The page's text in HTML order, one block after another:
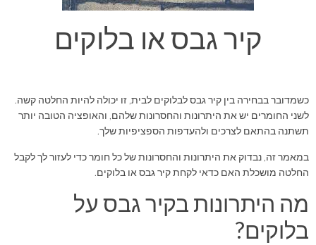
קיר גבס או בלוקים
כשמדובר בבחירה בין קיר גבס לבלוקים לבית, זו יכולה להיות החלטה קשה.
לשני החומרים יש את היתרונות והחסרונות שלהם, והאופציה הטובה יותר
תשתנה בהתאם לצרכים ולהעדפות הספציפיות שלך.
במאמר זה, נבדוק את היתרונות והחסרונות של כל חומר כדי לעזור לך לקבל
החלטה מושכלת האם כדאי לקחת קיר גבס או בלוקים.
מה היתרונות בקיר גבס על
בלוקים?